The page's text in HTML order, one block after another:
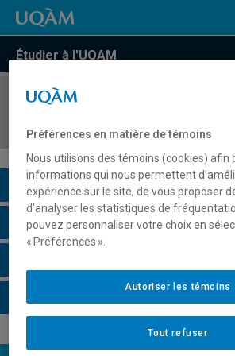
Étudier à l'UQAM
COURS//
Description du cours
Horaire - Été 2026
Préférences en matière de témoins
Nous utilisons des témoins (cookies) afin
informations qui nous permettent
expérience sur le site, de vous proposer
d’analyser les statistiques de
pouvez personnaliser votre choix en
« Préférences ».
Tout refuser
Autoriser les témoins